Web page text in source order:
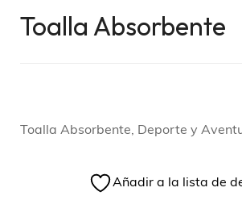
Toalla Absorbente
Toalla Absorbente, Deporte y
Añadir a la lista de